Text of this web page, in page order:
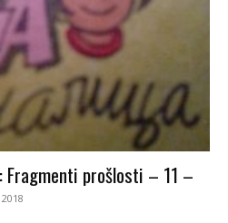
Fragmenti prošlosti – 11 –